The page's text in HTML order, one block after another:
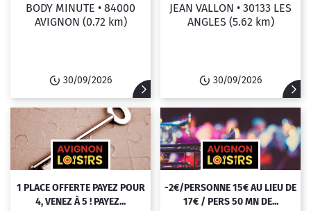
BODY MINUTE • 84000
AVIGNON (0.72 km)
30/09/2026
JEAN VALLON • 30133 LES
ANGLES (5.62 km)
30/09/2026
1 PLACE OFFERTE PAYEZ POUR
4, VENEZ À 5 ! PAYEZ...
-2€/PERSONNE 15€ AU LIEU DE
17€ / PERS 50 MN DE...